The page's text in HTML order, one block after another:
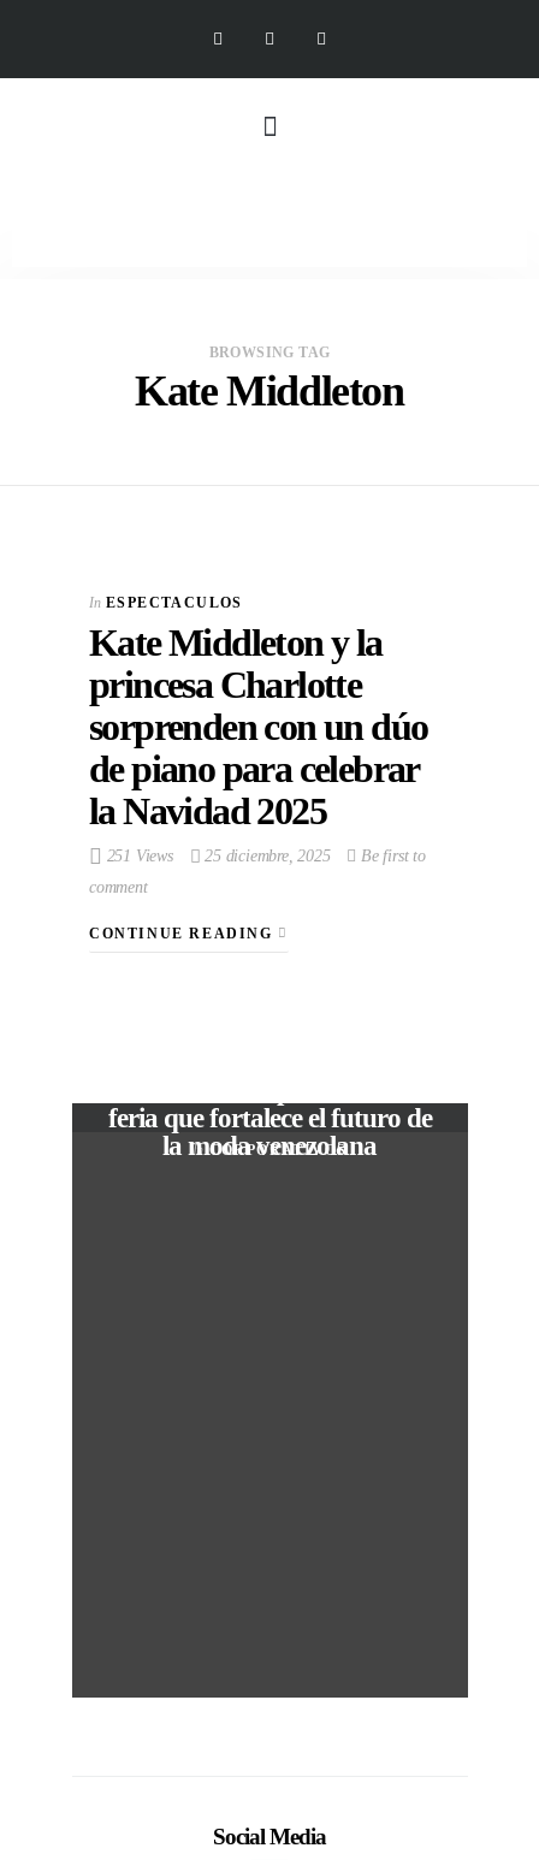
BROWSING TAG
Kate Middleton
In ESPECTACULOS
Kate Middleton y la
princesa Charlotte
sorprenden con un dúo
de piano para celebrar
la Navidad 2025
251 Views 25 diciembre, 2025
Be first to
comment
CONTINUE READING
In CORPORATIVOS
feria que fortalece el futuro de
la moda venezolana
Social Media